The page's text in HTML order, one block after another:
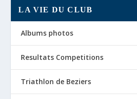
LA VIE DU CLUB
Albums photos
Resultats Competitions
Triathlon de Beziers